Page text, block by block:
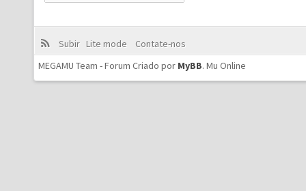
Subir Lite mode
Contate-nos
MEGAMU Team - Forum Criado por MyBB. Mu Online